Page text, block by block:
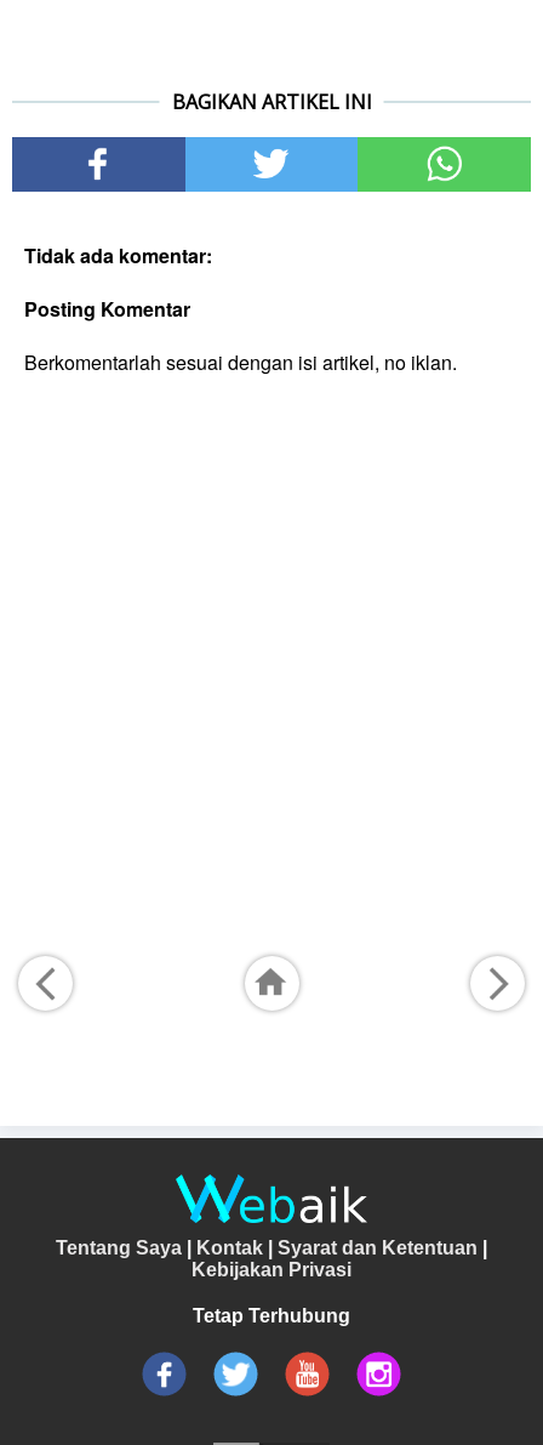
Tidak ada komentar:
Posting Komentar
Berkomentarlah sesuai dengan isi artikel, no iklan.
Tentang Saya Kontak Syarat dan Ketentuan
Kebijakan Privasi
Tetap Terhubung